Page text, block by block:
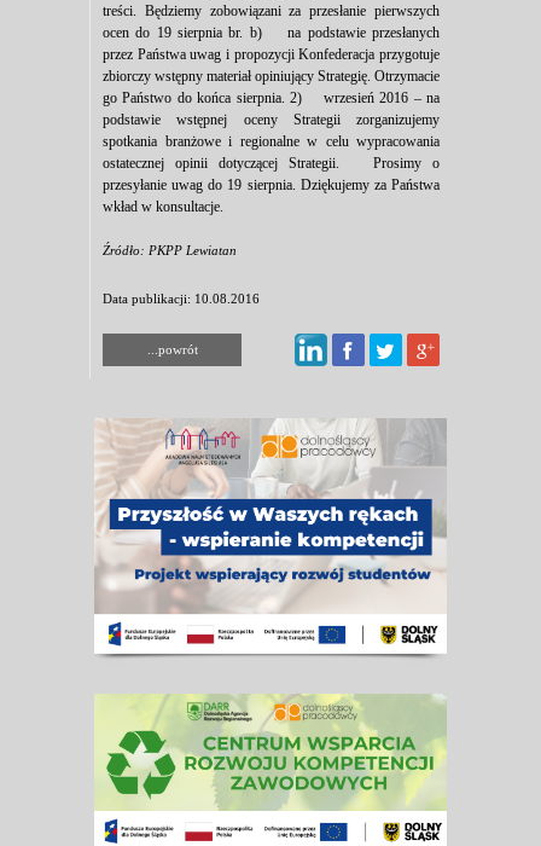
treści. Będziemy zobowiązani za przesłanie pierwszych
ocen do 19 sierpnia br. b) na podstawie przesłanych
przez Państwa uwag i propozycji Konfederacja przygotuje
zbiorczy wstępny materiał opiniujący Strategię. Otrzymacie
go Państwo do końca sierpnia. 2) wrzesień 2016 – na
podstawie wstępnej oceny Strategii zorganizujemy
spotkania branżowe i regionalne w celu wypracowania
ostatecznej opinii dotyczącej Strategii. Prosimy o
przesyłanie uwag do 19 sierpnia. Dziękujemy za Państwa
wkład w konsultacje.
Źródło: PKPP Lewiatan
Data publikacji: 10.08.2016
...powrót